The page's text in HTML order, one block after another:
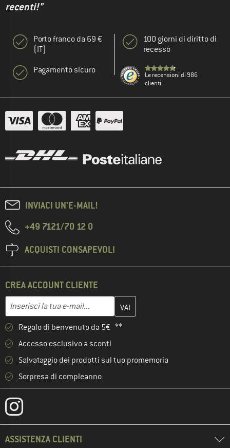
recenti!"
Porto franco da 69 €
(IT)
Pagamento sicuro
100 giorni di diritto di
recesso
Le recensioni di 986
clienti
INVIACI UN'E-MAIL!
+49 7121/70 12 0
ACQUISTI CONSAPEVOLI
CREA ACCOUNT CLIENTE
Indirizzo e-mail
Inserisci qui il tuo indirizzo e-mail e crea il tuo account cliente
Regalo di benvenuto da 5€ **
Accesso esclusivo a sconti
Salvataggio dei prodotti sul tuo promemoria
Sorpresa di compleanno
ASSISTENZA CLIENTI